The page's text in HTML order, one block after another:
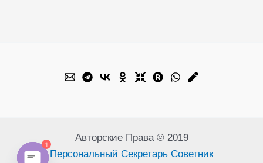
Авторские Права © 2019
Персональный Секретарь Советник
1